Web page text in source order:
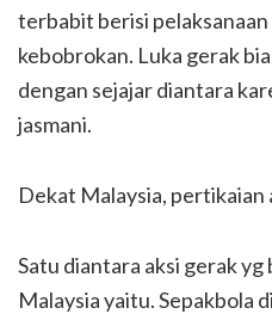
terbabit berisi
kebobrokan. Luka gerak
dengan sejajar diantara
jasmani.
Dekat Malaysia,
Satu diantara aksi gerak
Malaysia yaitu. Sepakbola